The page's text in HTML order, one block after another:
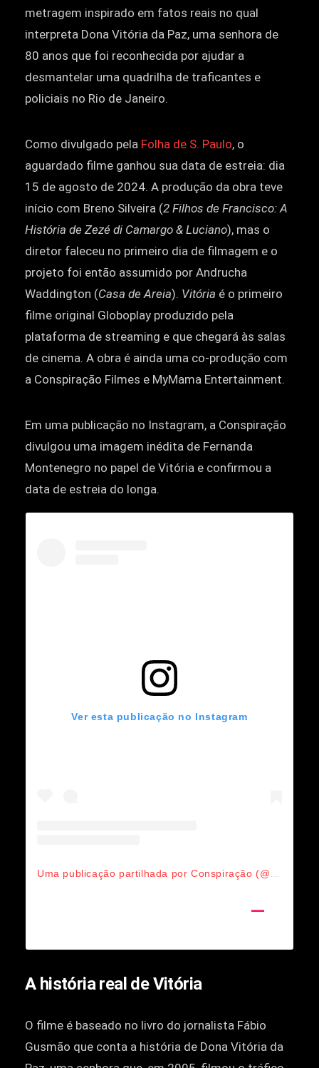
metragem inspirado em fatos reais no qual
interpreta Dona Vitória da Paz, uma senhora de
80 anos que foi reconhecida por ajudar a
desmantelar uma quadrilha de traficantes e
policiais no Rio de Janeiro.
Como divulgado pela Folha de S. Paulo, o
aguardado filme ganhou sua data de estreia: dia
15 de agosto de 2024. A produção da obra teve
início com Breno Silveira (2 Filhos de Francisco: A
História de Zezé di Camargo & Luciano), mas o
diretor faleceu no primeiro dia de filmagem e o
projeto foi então assumido por Andrucha
Waddington (Casa de Areia). Vitória é o primeiro
filme original Globoplay produzido pela
plataforma de streaming e que chegará às salas
de cinema. A obra é ainda uma co-produção com
a Conspiração Filmes e MyMama Entertainment.
Em uma publicação no Instagram, a Conspiração
divulgou uma imagem inédita de Fernanda
Montenegro no papel de Vitória e confirmou a
data de estreia do longa.
Ver esta publicação no Instagram
Uma publicação partilhada por Conspiração (@conspiracaofilmes)
A história real de Vitória
O filme é baseado no livro do jornalista Fábio
Gusmão que conta a história de Dona Vitória da